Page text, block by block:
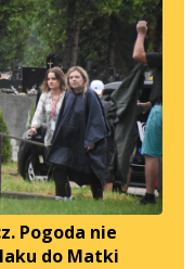
Pogoda nie
do Matki